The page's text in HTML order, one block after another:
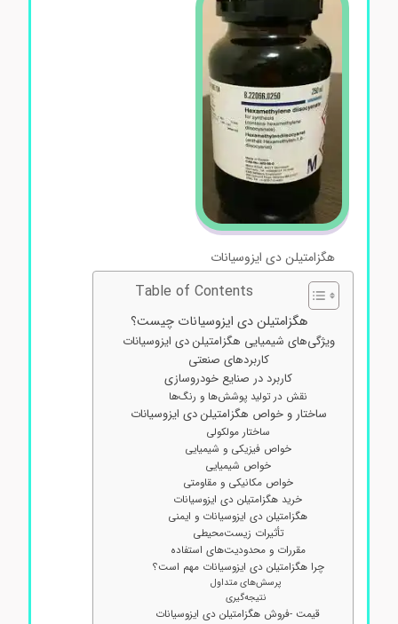
هگزامتیلن دی ایزوسیانات
Table of Contents
هگزامتیلن دی ایزوسیانات چیست؟
ویژگی‌های شیمیایی هگزامتیلن دی ایزوسیانات
کاربردهای صنعتی
کاربرد در صنایع خودروسازی
نقش در تولید پوشش‌ها و رنگ‌ها
ساختار و خواص هگزامتیلن دی ایزوسیانات
ساختار مولکولی
خواص فیزیکی و شیمیایی
خواص شیمیایی
خواص مکانیکی و مقاومتی
خرید هگزامتیلن دی ایزوسیانات
هگزامتیلن دی ایزوسیانات و ایمنی
تأثیرات زیست‌محیطی
مقررات و محدودیت‌های استفاده
چرا هگزامتیلن دی ایزوسیانات مهم است؟
پرسش‌های متداول
نتیجه‌گیری
قیمت -فروش هگزامتیلن دی ایزوسیانات